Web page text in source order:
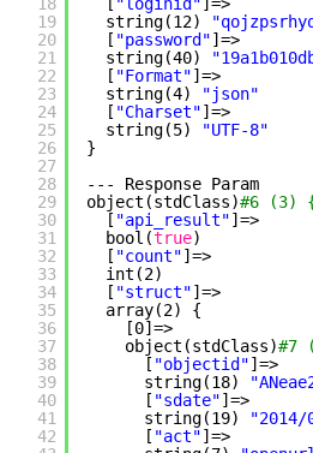
18
19
20
21
22
23
24
25
26
27
28
29
30
31
32
33
34
35
36
37
38
39
40
41
42
[ "loginid"]=>
string(12)
[ "password"]=>
string(40)
[ "Format"]=>
string(4)
"json"
[ "Charset"]=>
string(5)
"UTF-8"
}
--- Response Param
object(stdClass)#6 (3)
[ "api_result"]=>
bool(true)
[ "count"]=>
int(2)
[ "struct"]=>
array(2) {
[0]=>
object(stdClass)#7
[ "objectid"]=>
string(18)
[ "sdate"]=>
string(19)
[ "act"]=>